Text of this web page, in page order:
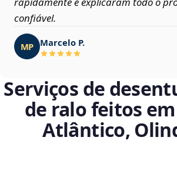
confiável.
MP Marcelo P.
Serviços de
de ralo feitos
Atlântico,